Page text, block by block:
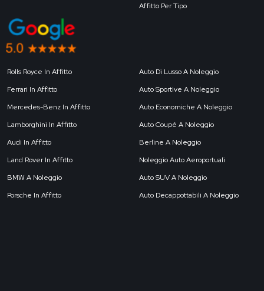
Affitto Per Tipo
Rolls Royce In Affitto
Ferrari In Affitto
Mercedes-Benz In Affitto
Lamborghini In Affitto
Audi In Affitto
Land Rover In Affitto
BMW A Noleggio
Porsche In Affitto
Auto Di Lusso A Noleggio
Auto Sportive A Noleggio
Auto Economiche A Noleggio
Auto Coupé A Noleggio
Berline A Noleggio
Noleggio Auto Aeroportuali
Auto SUV A Noleggio
Auto Decappottabili A Noleggio